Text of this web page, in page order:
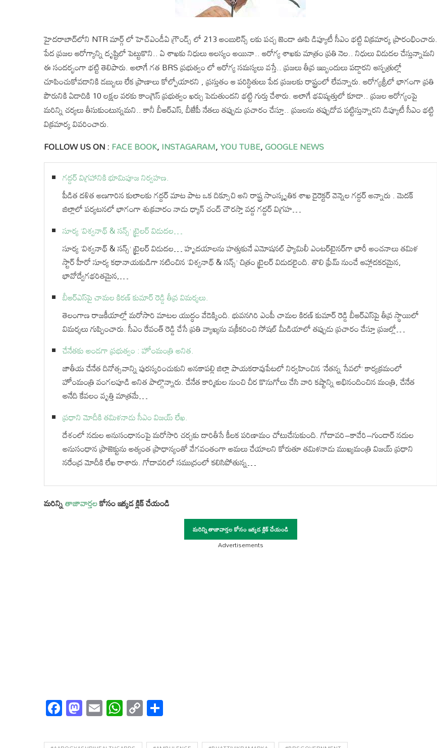
హైదరాబాద్‌లోని NTR మార్గ్ లో హెచ్ఎండీఏ గ్రౌండ్స్ లో 213 అంబులెన్స్ లకు పచ్చ జెండా ఊపి డిప్యూటీ సీఎం భట్టి విక్రమార్క ప్రారంభించారు.
పేద ప్రజల ఆరోగ్యాన్ని దృష్టిలో పెట్టుకొని.. ఏ శాఖకు నిధులు ఆలస్యం అయినా.. ఆరోగ్య శాఖకు మాత్రం ప్రతి నెల.. నిధులు విడుదల చేస్తున్నామని
ఈ సందర్భంగా భట్టి తెలిపారు. అలాగే గత BRS ప్రభుత్వం లో ఆరోగ్య సమస్యలు వస్తే.. ప్రజలు తీవ్ర ఇబ్బందులు పడ్డారని ఆస్పత్రుల్లో
చూపించుకోవడానికి డబ్బులు లేక ప్రాణాలు కోల్పోయారని , ప్రస్తుతం ఆ పరిస్థితులు పేద ప్రజలకు రాష్ట్రంలో లేవన్నారు. ఆరోగ్యశ్రీలో భాగంగా ప్రతి
పౌరునికి ఏడాదికి 10 లక్షల వరకు కాంగ్రెస్ ప్రభుత్వం ఖర్చు పెడుతుందని భట్టి గుర్తు చేశారు. అలాగే భవిష్యత్తులో కూడా.. ప్రజల ఆరోగ్యంపై
మరిన్ని చర్యలు తీసుకుంటున్నమని.. కానీ బీఆర్ఎస్, బీజేపీ నేతలు తప్పుడు ప్రచారం చేస్తూ.. ప్రజలను తప్పుదోవ పట్టిస్తున్నారని డిప్యూటీ సీఎం భట్టి
విక్రమార్క వివరించారు.
FOLLOW US ON :FACE BOOK,INSTAGARAM,YOU TUBE,GOOGLE NEWS
గద్దర్ విగ్రహానికి భూమిపూజ నిర్వహణ.
పీడిత దళిత అణగారిన కులాలకు గద్దర్ మాట పాట ఒక దిక్సూచి అని రాష్ట్ర సాంస్కృతిక శాఖ డైరెక్టర్ వెన్నెల గద్దర్ అన్నారు . మెదక్
జిల్లాలో పర్యటనలో భాగంగా శుక్రవారం నాడు ధ్యాన్ చంద్ చౌరస్తా వద్ద గద్దర్ విగ్రహ…
సూర్య ‘విశ్వనాథ్ & సన్స్’ ట్రైలర్ విడుదల…
సూర్య ‘విశ్వనాథ్ & సన్స్’ ట్రైలర్ విడుదల… హృదయాలను హత్తుకునే ఎమోషనల్ ఫ్యామిలీ ఎంటర్‌టైనర్‌గా భారీ అంచనాలు తమిళ
స్టార్ హీరో సూర్య కథానాయకుడిగా నటించిన ‘విశ్వనాథ్ & సన్స్’ చిత్రం ట్రైలర్ విడుదలైంది. తొలి ఫ్రేమ్ నుంచే ఆహ్లాదకరమైన,
భావోద్వేగభరితమైన,…
బీఆర్ఎస్‌పై చామల కిరణ్ కుమార్ రెడ్డి తీవ్ర విమర్శలు.
తెలంగాణ రాజకీయాల్లో మరోసారి మాటల యుద్ధం వేడెక్కింది. భువనగిరి ఎంపీ చామల కిరణ్ కుమార్ రెడ్డి బీఆర్ఎస్‌పై తీవ్ర స్థాయిలో
విమర్శలు గుప్పించారు. సీఎం రేవంత్ రెడ్డి చేసే ప్రతి వ్యాఖ్యను వక్రీకరించి సోషల్ మీడియాలో తప్పుడు ప్రచారం చేస్తూ ప్రజల్లో…
చేనేతకు అండగా ప్రభుత్వం : హోంమంత్రి అనిత.
జాతీయ చేనేత దినోత్సవాన్ని పురస్కరించుకుని అనకాపల్లి జిల్లా పాయకరావుపేటలో నిర్వహించిన ‘నేతన్న సేవలో’ కార్యక్రమంలో
హోంమంత్రి వంగలపూడి అనిత పాల్గొన్నారు. చేనేత కార్మికుల నుంచి చీర కొనుగోలు చేసి వారి కష్టాన్ని అభినందించిన మంత్రి, చేనేత
అనేది కేవలం వృత్తి మాత్రమే…
ప్రధాని మోదీకి తమిళనాడు సీఎం విజయ్‌ లేఖ.
దేశంలో నదుల అనుసంధానంపై మరోసారి చర్చకు దారితీసే కీలక పరిణామం చోటుచేసుకుంది. గోదావరి–కావేరి–గుండార్ నదుల
అనుసంధాన ప్రాజెక్టును అత్యంత ప్రాధాన్యంతో వేగవంతంగా అమలు చేయాలని కోరుతూ తమిళనాడు ముఖ్యమంత్రి విజయ్ ప్రధాని
నరేంద్ర మోదీకి లేఖ రాశారు. గోదావరిలో సముద్రంలో కలిసిపోతున్న…
మరిన్నితాజావార్తలకోసం ఇక్కడ క్లిక్ చేయండి
మరిన్ని తాజావార్తల కోసం ఇక్కడ క్లిక్ చేయండి
Advertisements
Facebook
Mastodon
EmailWhatsApp
Copy
Link